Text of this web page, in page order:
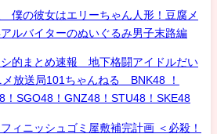
僕の彼女はエリーちゃん人形！豆腐メ
ルバイターのぬいぐるみ男子末路編
的まとめ速報 地下格闘アイドルだい
放送局101ちゃんねる BNK48 ！
！SGO48！GNZ48！STU48！SKE48
ィニッシュゴミ屋敷補完計画 ＜必殺！